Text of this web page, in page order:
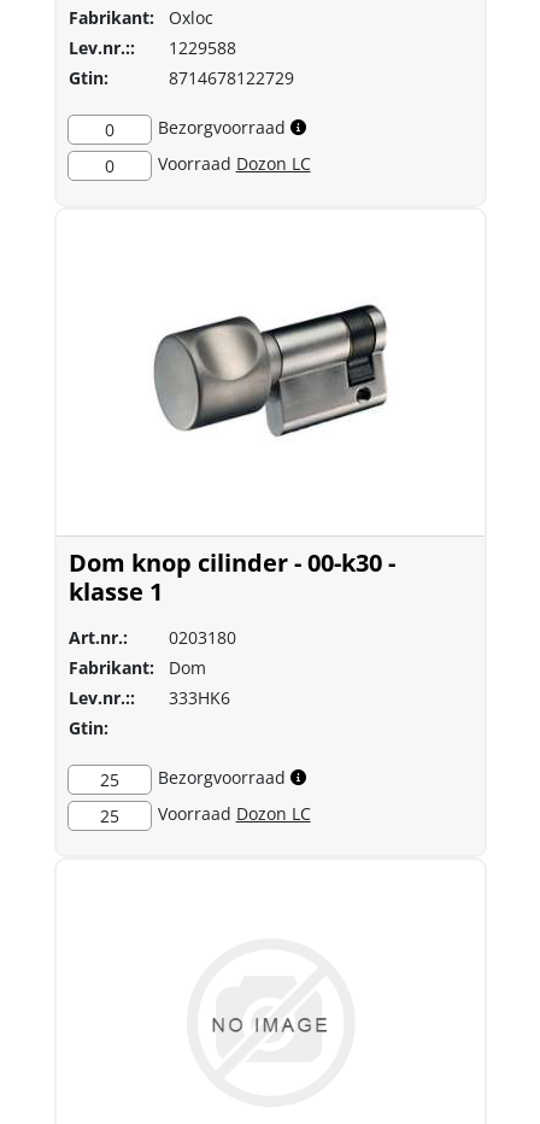
Fabrikant:
Oxloc
Lev.nr.::
1229588
Gtin:
8714678122729
0
Bezorgvoorraad
0
Voorraad Dozon LC
Dom knop cilinder - 00-k30 -
klasse 1
Art.nr.:
0203180
Fabrikant:
Dom
Lev.nr.::
333HK6
Gtin:
25
Bezorgvoorraad
25
Voorraad Dozon LC